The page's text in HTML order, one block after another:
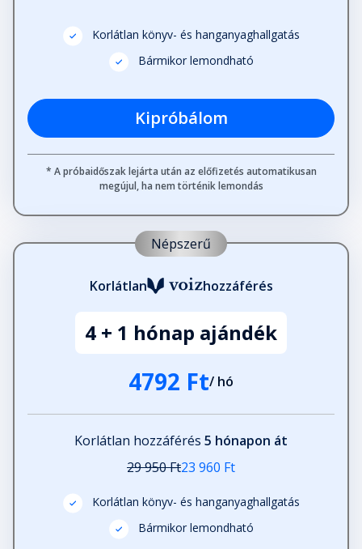
Korlátlan könyv- és hanganyaghallgatás
Bármikor lemondható
Kipróbálom
* A próbaidőszak lejárta után az előfizetés automatikusan
megújul, ha nem történik lemondás
Népszerű
Korlátlan hozzáférés
4 + 1 hónap ajándék
4792 Ft/ hó
Korlátlan hozzáférés 5 hónapon át
29 950 Ft23 960 Ft
Korlátlan könyv- és hanganyaghallgatás
Bármikor lemondható